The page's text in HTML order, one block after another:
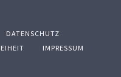
DATENSCHUTZ
IMPRESSUM